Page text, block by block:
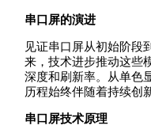
串口屏的演进
见证串口屏从初始阶段
来，技术进步推动这些
深度和刷新率。从单色
历程始终伴随着持续创
串口屏技术原理